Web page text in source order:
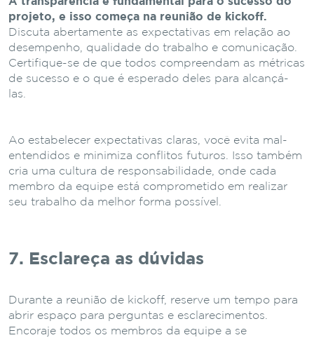
projeto, e isso começa na reunião de kickoff.
Discuta abertamente as expectativas em relação ao
desempenho, qualidade do trabalho e comunicação.
Certifique-se de que todos compreendam as métricas
de sucesso e o que é esperado deles para alcançá-
las.
Ao estabelecer expectativas claras, você evita mal-
entendidos e minimiza conflitos futuros. Isso também
cria uma cultura de responsabilidade, onde cada
membro da equipe está comprometido em realizar
seu trabalho da melhor forma possível.
7. Esclareça as dúvidas
Durante a reunião de kickoff, reserve um tempo para
abrir espaço para perguntas e esclarecimentos.
Encoraje todos os membros da equipe a se